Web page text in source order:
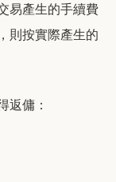
易產生的手續費
則按實際產生的
返傭：